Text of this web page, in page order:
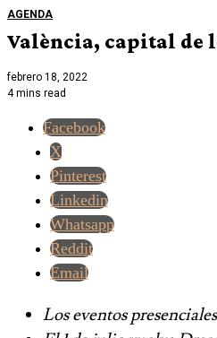
AGENDA
València, capital de
febrero 18, 2022
4 mins read
Facebook
X
Pinterest
Linkedin
Whatsapp
Reddit
Email
Los eventos